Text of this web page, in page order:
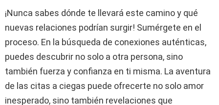
¡Nunca sabes dónde te llevará este camino y qué
nuevas relaciones podrían surgir! Sumérgete en el
proceso. En la búsqueda de conexiones auténticas,
puedes descubrir no solo a otra persona, sino
también fuerza y confianza en ti misma. La aventura
de las citas a ciegas puede ofrecerte no solo amor
inesperado, sino también revelaciones que